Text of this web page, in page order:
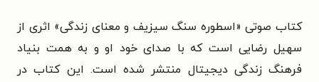
کتاب صوتی «اسطوره سنگ سیزیف و معنای زندگی» اثری از
سهیل رضایی است که با صدای خود او و به همت بنیاد
فرهنگ زندگی دیجیتال منتشر شده است. این کتاب در